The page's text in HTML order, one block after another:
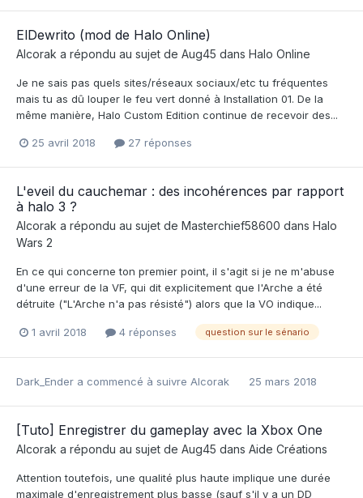
ElDewrito (mod de Halo Online)
Alcorak a répondu au sujet de Aug45 dans Halo Online
Je ne sais pas quels sites/réseaux sociaux/etc tu fréquentes
mais tu as dû louper le feu vert donné à Installation 01. De la
même manière, Halo Custom Edition continue de recevoir des...
25 avril 2018 27 réponses
L'eveil du cauchemar : des incohérences par rapport
à halo 3 ?
Alcorak a répondu au sujet de Masterchief58600 dans Halo
Wars 2
En ce qui concerne ton premier point, il s'agit si je ne m'abuse
d'une erreur de la VF, qui dit explicitement que l'Arche a été
détruite ("L'Arche n'a pas résisté") alors que la VO indique...
1 avril 2018 4 réponses question sur le sénario
Dark_Ender a commencé à suivre Alcorak 25 mars 2018
[Tuto] Enregistrer du gameplay avec la Xbox One
Alcorak a répondu au sujet de Aug45 dans Aide Créations
Attention toutefois, une qualité plus haute implique une durée
maximale d'enregistrement plus basse (sauf s'il y a un DD